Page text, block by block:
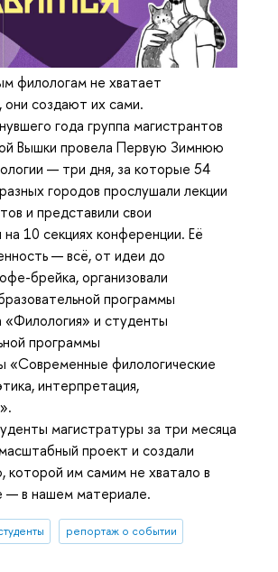
филологам не хватает
они создают их сами.
года группа магистрантов
Вышки провела Первую Зимнюю
— три дня, за которые 54
городов прослушали лекции
и представили свои
на 10 секциях конференции. Её
— всё, от идеи до
брейка, организовали
программы
«Филология» и студенты
программы
«Современные филологические
интерпретация,
магистратуры за три месяца
проект и создали
которой им самим не хватало в
— в нашем материале.
репортаж о событии